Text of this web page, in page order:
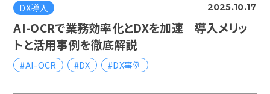
DX導入 2025.10.17
AI-OCRで業務効率化とDXを加速｜導入メリッ
トと活用事例を徹底解説
#AI-OCR #DX #DX事例